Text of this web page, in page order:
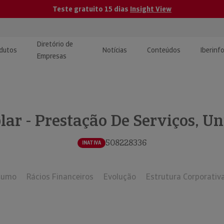
Teste gratuito 15 dias Insight View
e Monitorização de
Diretório de
Empresas
Notícias Conteúdos
| Estudos e
- Prestação De Serviços,
INATIVA 508228336
Rácios Financeiros Evolução Estrutura Corporativa